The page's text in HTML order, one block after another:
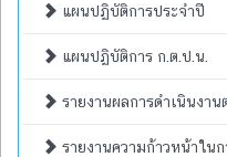
แผนปฏิบัติการประจำปี
แผนปฏิบัติการ ก.ต.ป.น.
รายงานผลการดำเนินงา
รายงานความก้าวหน้าใน